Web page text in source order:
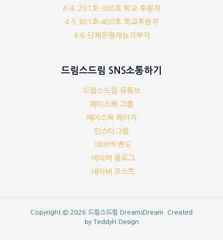
4-4. 201호-300호 학교 후원자
4-5 301호-400호 학교후원자
4-6 단체운영재능기부자
드림스드림 SNS소통하기
드림스드림 유튜브
페이스북 그룹
페이스북 페이지
인스타그램
네이버 밴드
네이버 블로그
네이버 포스트
Copyright © 2026 드림스드림 DreamsDream. Created
by TeddyH Design